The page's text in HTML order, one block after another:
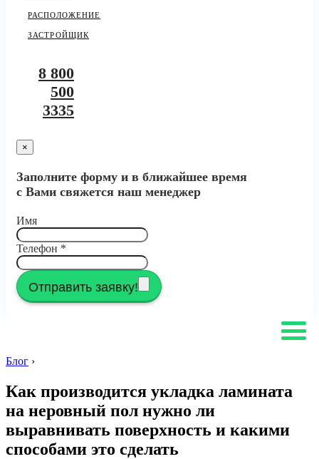
РАСПОЛОЖЕНИЕ
ЗАСТРОЙЩИК
8 800
500
3335
×
Заполните форму и в ближайшее время
с Вами свяжется наш менеджер
Имя
Телефон *
Отправить заявку!
Блог ›
Как производится укладка ламината
на неровный пол нужно ли
выравнивать поверхность и какими
способами это сделать